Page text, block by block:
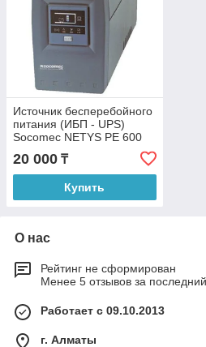
Источник бесперебойного
питания (ИБП - UPS)
Socomec NETYS PE 600
20 000 ₸
Купить
О нас
Рейтинг не сформирован
Менее 5 отзывов за
Работает с 09.10.2013
г. Алматы